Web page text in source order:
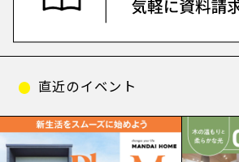
直近のイベント